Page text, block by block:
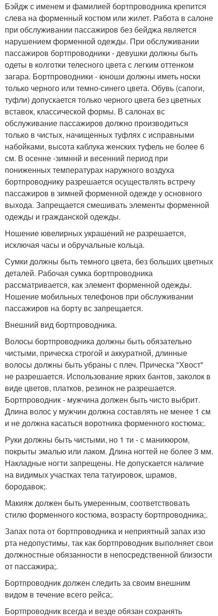
Бэйдж с именем и фамилией бортпроводника крепится
слева на форменный костюм или жилет. Работа в салоне
при обслуживании пассажиров без бейджа является
нарушением форменной одежды. При обслуживании
пассажиров бортпроводники - девушки должны быть
одеты в колготки телесного цвета с легким оттенком
загара. Бортпроводники - юноши должны иметь носки
только черного или темно-синего цвета. Обувь (сапоги,
туфли) допускается только черного цвета без цветных
вставок, классической формы. В салонах вс
обслуживание пассажиров должно производиться
только в чистых, начищенных туфлях с исправными
набойками, высота каблука женских туфель не более 6
см. В осенне -зимннй и весенний период при
пониженных температурах наружного воздуха
бортпроводнику разрешается осуществлять встречу
пассажиров в зимней форменной одежде у основного
выхода. Запрещается смешивать элементы форменной
одежды и гражданской одежды.
Ношение ювелирных украшений не разрешается,
исключая часы и обручальные кольца.
Сумки должны быть темного цвета, без больших цветных
деталей. Рабочая сумка бортпроводника
рассматривается, как элемент форменной одежды.
Ношение мобильных телефонов при обслуживании
пассажиров на борту вс запрещается.
Внешний вид бортпроводника.
Волосы бортпроводника должны быть обязательно
чистыми, прическа строгой и аккуратной, длинные
волосы должны быть убраны с плеч. Прическа "Хвост"
не разрешается. Использование ярких бантов, заколок в
виде цветов, платков, резинок не разрешается.
Бортпроводник - мужчина должен быть чисто выбрит.
Длина волос у мужчин должна составлять не менее 1 см
и не должна касаться воротника форменного костюма;.
Руки должны быть чистыми, но 1 ти - с маникюром,
покрыты эмалью или лаком. Длина ногтей не более 3 мм.
Накладные ногти запрещены. Не допускается наличие
на видимых участках тела татуировок, шрамов,
бородавок;.
Макияж должен быть умеренным, соответствовать
стилю форменного костюма, возрасту бортпроводника;.
Запах пота от бортпроводника и неприятный запах изо
рта недопустимы, так как бортпроводник выполняет свои
должностные обязанности в непосредственной близости
от пассажира;.
Бортпроводник должен следить за своим внешним
видом в течение всего рейса;.
Бортпроводник всегда и везде обязан сохранять